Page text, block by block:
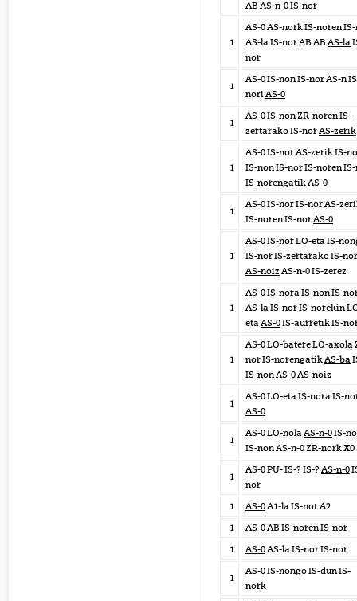
AB AS-n-0IS-nor
1
AS-0 AS-nork IS-noren
AS-la IS-nor AB AB AS-la
nor
1
AS-0 IS-non IS-nor AS-n
noriAS-0
1
AS-0 IS-non ZR-noren IS-
zertarako IS-norAS-zerik
1
AS-0 IS-nor AS-zerik IS-
IS-non IS-nor IS-noren
IS-norengatikAS-0
1
AS-0 IS-nor IS-nor AS-
IS-noren IS-norAS-0
1
AS-0 IS-nor LO-eta IS-
IS-nor IS-zertarako IS-nor
AS-noiz AS-n-0 IS-zerez
1
AS-0 IS-nora IS-non IS-
AS-la IS-nor IS-norekin
etaAS-0IS-aurretik IS-
1
AS-0 LO-batere LO-axola
nor IS-norengatikAS-ba
IS-non AS-0 AS-noiz
1
AS-0 LO-eta IS-nora IS-
AS-0
1
AS-0 LO-nolaAS-n-0IS-
IS-non AS-n-0 ZR-nork X0
1
AS-0 PU- IS-? IS-? AS-n-0
nor
1
AS-0A1-la IS-nor A2
1
AS-0AB IS-noren IS-nor
1
AS-0AS-la IS-nor IS-nor
1
AS-0IS-nongo IS-dun IS-
nork